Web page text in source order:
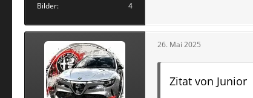
Bilder
4
26. Mai 2025
Zitat von Junior